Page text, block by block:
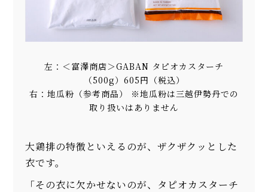
左：＜富澤商店＞GABAN タピオカスターチ
（500g）605円（税込）
右：地瓜粉（参考商品） ※地瓜粉は三越伊勢丹での
取り扱いはありません
大鶏排の特徴といえるのが、ザクザクッとした
衣です。
「その衣に欠かせないのが、タピオカスターチ